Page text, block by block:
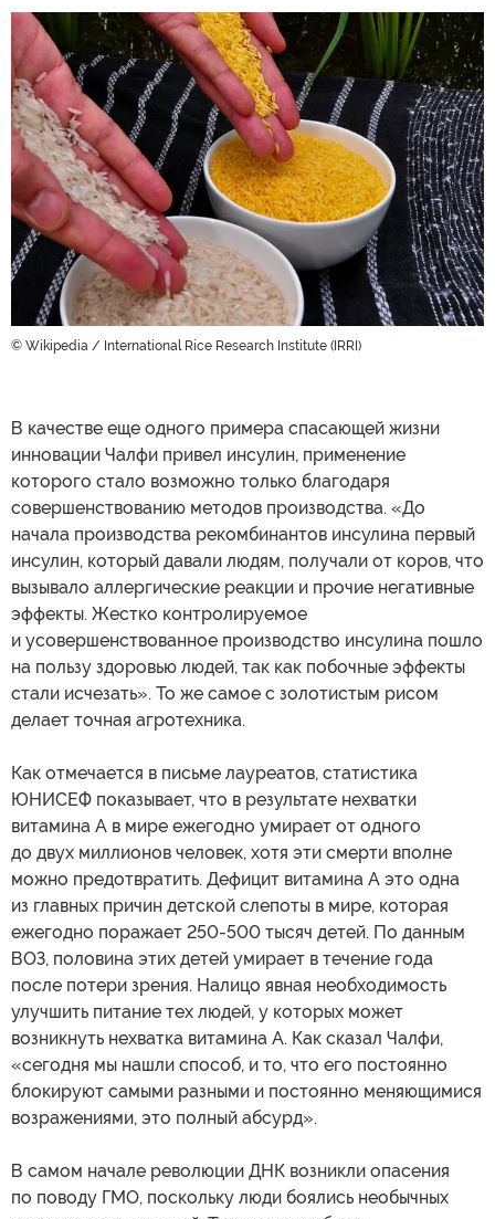
© Wikipedia / International Rice Research Institute (IRRI)
В качестве еще одного примера спасающей жизни
инновации Чалфи привел инсулин, применение
которого стало возможно только благодаря
совершенствованию методов производства. «До
начала производства рекомбинантов инсулина первый
инсулин, который давали людям, получали от коров, что
вызывало аллергические реакции и прочие негативные
эффекты. Жестко контролируемое
и усовершенствованное производство инсулина пошло
на пользу здоровью людей, так как побочные эффекты
стали исчезать». То же самое с золотистым рисом
делает точная агротехника.
Как отмечается в письме лауреатов, статистика
ЮНИСЕФ показывает, что в результате нехватки
витамина А в мире ежегодно умирает от одного
до двух миллионов человек, хотя эти смерти вполне
можно предотвратить. Дефицит витамина А это одна
из главных причин детской слепоты в мире, которая
ежегодно поражает 250-500 тысяч детей. По данным
ВОЗ, половина этих детей умирает в течение года
после потери зрения. Налицо явная необходимость
улучшить питание тех людей, у которых может
возникнуть нехватка витамина А. Как сказал Чалфи,
«сегодня мы нашли способ, и то, что его постоянно
блокируют самыми разными и постоянно меняющимися
возражениями, это полный абсурд».
В самом начале революции ДНК возникли опасения
по поводу ГМО, поскольку люди боялись необычных